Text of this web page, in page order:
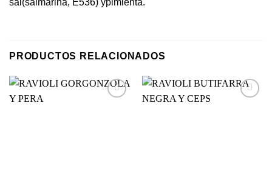
sal(salmarina, E536) ypimienta.
PRODUCTOS RELACIONADOS